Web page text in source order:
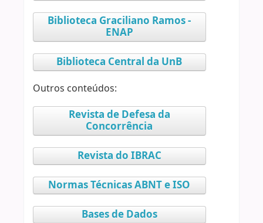
Biblioteca Graciliano Ramos -
ENAP
Biblioteca Central da UnB
Outros conteúdos:
Revista de Defesa da
Concorrência
Revista do IBRAC
Normas Técnicas ABNT e ISO
Bases de Dados